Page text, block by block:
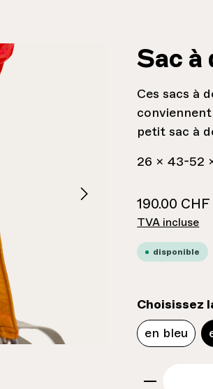
Sac à
Ces sacs à
petit sac à
26 x 43-52
190.00 CHF
TVA incluse
disponible
Choisissez
en bleu